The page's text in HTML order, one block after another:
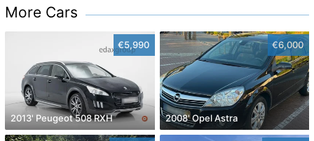
More Cars
€5,990
2013' Peugeot 508 RXH
€6,000
2008' Opel Astra